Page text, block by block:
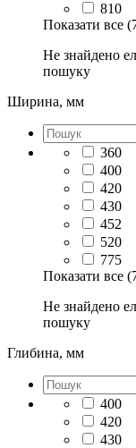
810
Показати все
Не знайдено
пошуку
Ширина, мм
360
400
420
430
452
520
775
Показати все
Не знайдено
пошуку
Глибина, мм
400
420
430